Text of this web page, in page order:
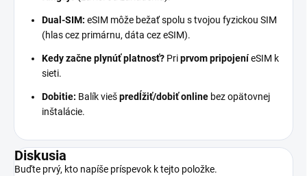
Dual-SIM: eSIM môže bežať spolu s tvojou fyzickou SIM
(hlas cez primárnu, dáta cez eSIM).
Kedy začne plynúť platnosť? Priprvom pripojeníeSIM k
sieti.
Dobitie: Balík viešpredĺžiť/dobiť online bez opätovnej
inštalácie.
Diskusia
Buďte prvý, kto napíše príspevok k tejto položke.